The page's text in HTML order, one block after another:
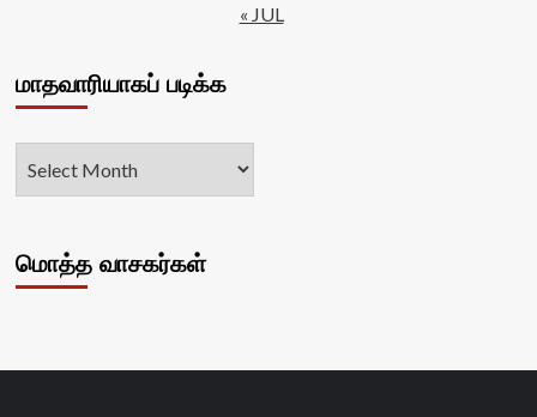
« JUL
மாதவாரியாகப் படிக்க
மொத்த வாசகர்கள்